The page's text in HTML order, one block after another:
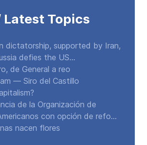
Latest Topics
dictatorship, supported by Iran,
defies the US...
de General a reo
— Siro del Castillo
de la Organización de
con opción de refo...
nacen flores